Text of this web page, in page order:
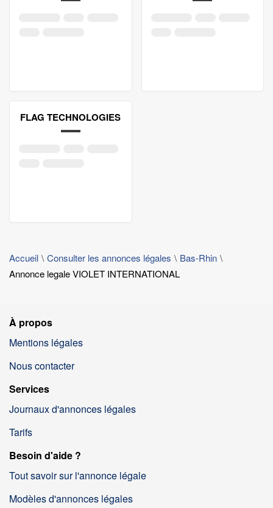
FLAG TECHNOLOGIES
Accueil Consulter les annonces légales
Bas-Rhin
Annonce legale VIOLET INTERNATIONAL
À propos
Mentions légales
Nous contacter
Services
Journaux d'annonces légales
Tarifs
Besoin d'aide ?
Tout savoir sur l'annonce légale
Modèles d'annonces légales